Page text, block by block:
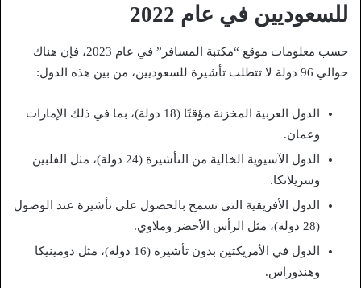
للسعوديين في عام 2022
حسب معلومات موقع “مكتبة المسافر” في عام 2023، فإن هناك
حوالي 96 دولة لا تتطلب تأشيرة للسعوديين، من بين هذه الدول:
الدول العربية المخزنة مؤقتًا (18 دولة)، بما في ذلك الإمارات
وعمان.
الدول الآسيوية الخالية من التأشيرة (24 دولة)، مثل الفلبين
وسريلانكا.
الدول الأفريقية التي تسمح بالحصول على تأشيرة عند الوصول
(28 دولة)، مثل الرأس الأخضر وملاوي.
الدول في الأمريكتين بدون تأشيرة (16 دولة)، مثل دومينيكا
وهندوراس.